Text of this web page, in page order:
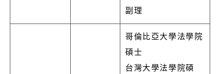
副理
哥倫比亞大學法學院
碩士
台灣大學法學院碩